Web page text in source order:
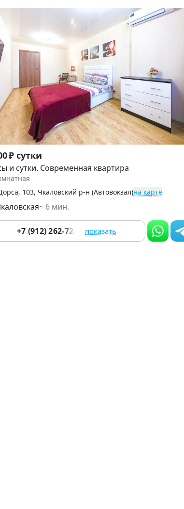
₽ сутки
и сутки. Современная квартира
103, Чкаловский р-н (Автовокзал)на карте
~ 6 мин.
+7 (912) 262-72-33 показать